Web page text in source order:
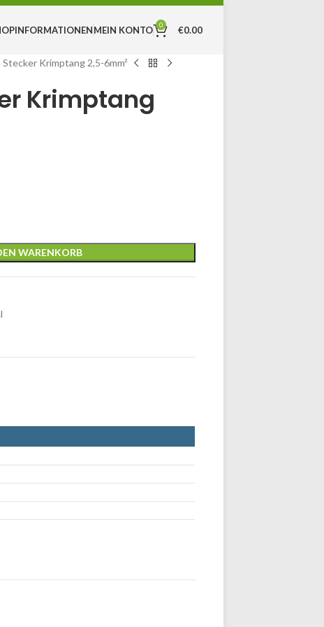
INFORMATIONENMEIN KONTO 0 €0.00
Stecker Krimptang 2,5-6mm²
Krimptang
WARENKORB